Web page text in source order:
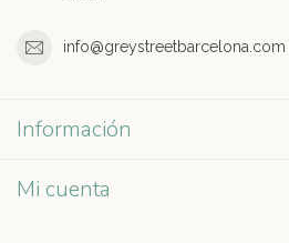
info@greystreetbarcelona.com
Información
Mi cuenta